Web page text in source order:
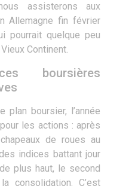
assisterons aux
Allemagne fin février
pourrait quelque peu
Continent.
boursières
plan boursier, l’année
les actions : après
de roues au
indices battant jour
plus haut, le second
consolidation. C’est